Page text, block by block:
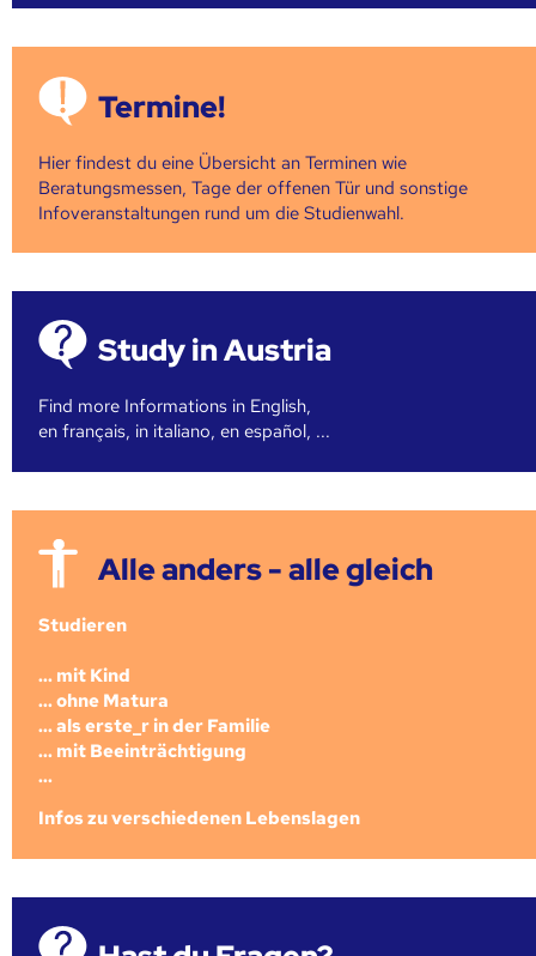
Termine!
Hier findest du eine Übersicht an Terminen wie
Beratungsmessen, Tage der offenen Tür und sonstige
Infoveranstaltungen rund um die Studienwahl.
Study in Austria
Find more Informations in English,
en français, in italiano, en español, ...
Alle anders - alle gleich
Studieren
... mit Kind
... ohne Matura
... als erste_r in der Familie
... mit Beeinträchtigung
...
Infos zu verschiedenen Lebenslagen